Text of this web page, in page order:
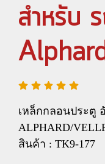
สำหรับ
เหล็กกลอนประตู
ALPHARD/
สินค้า : TK9-177